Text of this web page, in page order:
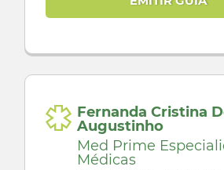
Fernanda Cristina
Augustinho
Med Prime
Médicas